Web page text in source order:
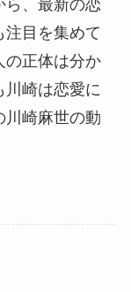
ら、最新の恋
目を集めて
の正体は分か
川崎は恋愛に
川崎麻世の動